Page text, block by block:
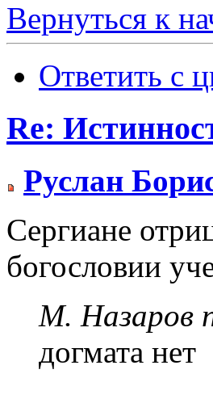
Вернуться к
Ответить с
Re:
Руслан
Сергиане
богословии
М. Назаров
догмата нет